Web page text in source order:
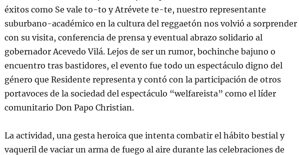
éxitos como Se vale to-to y Atrévete te-te, nuestro representante
suburbano-académico en la cultura del reggaetón nos volvió a sorprender
con su visita, conferencia de prensa y eventual abrazo solidario al
gobernador Acevedo Vilá. Lejos de ser un rumor, bochinche bajuno o
encuentro tras bastidores, el evento fue todo un espectáculo digno del
género que Residente representa y contó con la participación de otros
portavoces de la sociedad del espectáculo “welfareista” como el líder
comunitario Don Papo Christian.
La actividad, una gesta heroica que intenta combatir el hábito bestial y
vaqueril de vaciar un arma de fuego al aire durante las celebraciones de